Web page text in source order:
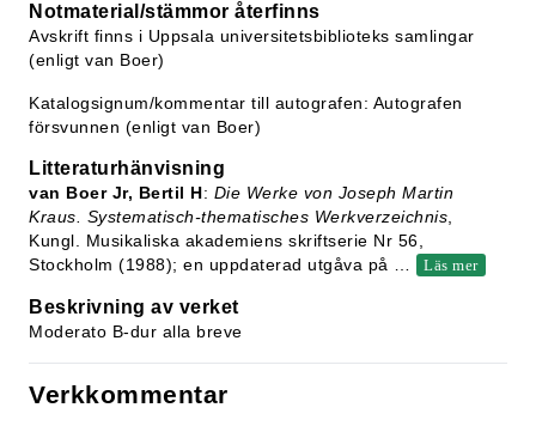
Notmaterial/stämmor återfinns
Avskrift finns i Uppsala universitetsbiblioteks samlingar
(enligt van Boer)
Katalogsignum/kommentar till autografen: Autografen
försvunnen (enligt van Boer)
Litteraturhänvisning
van Boer Jr, Bertil H: Die Werke von Joseph Martin
Kraus. Systematisch-thematisches Werkverzeichnis
Kungl. Musikaliska akademiens skriftserie Nr 56,
Stockholm (1988); en uppdaterad utgåva på
Läs mer
Beskrivning av verket
Moderato B-dur alla breve
Verkkommentar